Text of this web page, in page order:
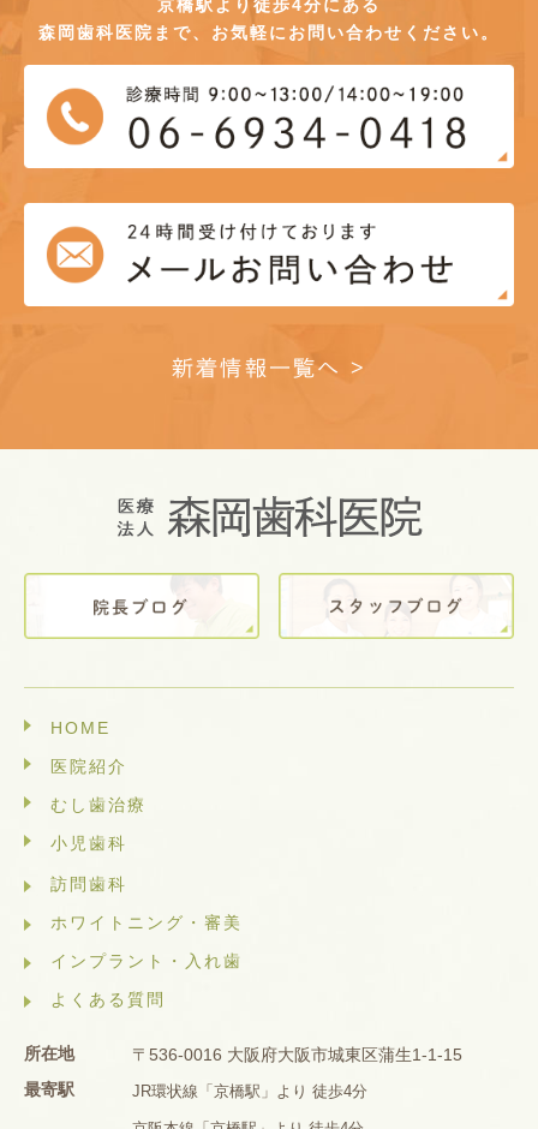
京橋駅より徒歩4分にある
森岡歯科医院まで、お気軽にお問い合わせください。
新着情報一覧へ >
HOME
医院紹介
むし歯治療
小児歯科
訪問歯科
ホワイトニング・審美
インプラント・入れ歯
よくある質問
所在地
〒536-0016 大阪府大阪市城東区蒲生1-1-15
最寄駅
JR環状線「京橋駅」より 徒歩4分